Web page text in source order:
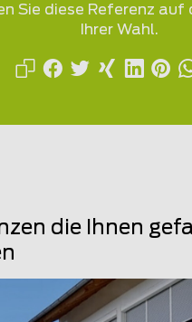
Sie diese Referenz auf
Ihrer Wahl.
die Ihnen